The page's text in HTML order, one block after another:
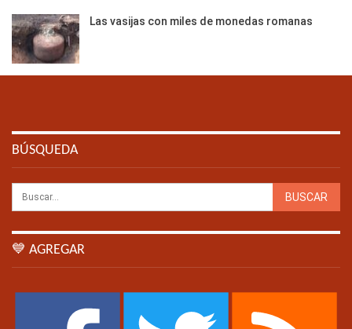
Las vasijas con miles de monedas romanas
BÚSQUEDA
💙 AGREGAR